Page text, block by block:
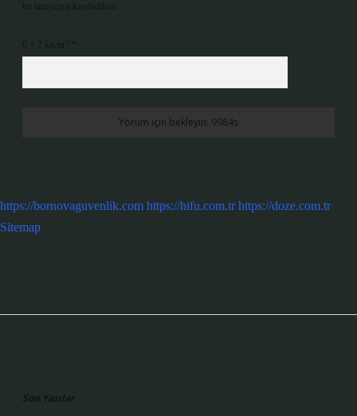
bu tarayıcıya kaydedilsin.
6 + 2 kaçtır?
https://bornovaguvenlik.com https://hifu.com.tr https://doze.com.tr
Sitemap
Son Yazılar